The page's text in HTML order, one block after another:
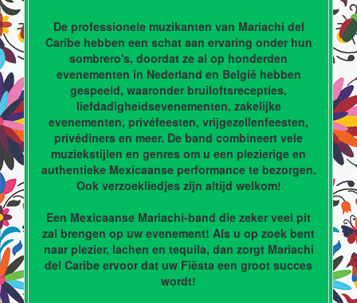
De professionele muzikanten van Mariachi del
Caribe hebben een schat aan ervaring onder hun
sombrero's, doordat ze al op honderden
evenementen in Nederland en België hebben
gespeeld, waaronder bruiloftsrecepties,
liefdadigheidsevenementen, zakelijke
evenementen, privéfeesten, vrijgezellenfeesten,
privédiners en meer. De band combineert vele
muziekstijlen en genres om u een plezierige en
authentieke Mexicaanse performance te bezorgen.
Ook verzoekliedjes zijn altijd welkom!
Een Mexicaanse Mariachi-band die zeker veel pit
zal brengen op uw evenement! Als u op zoek bent
naar plezier, lachen en tequila, dan zorgt Mariachi
del Caribe ervoor dat uw Fiësta een groot succes
wordt!